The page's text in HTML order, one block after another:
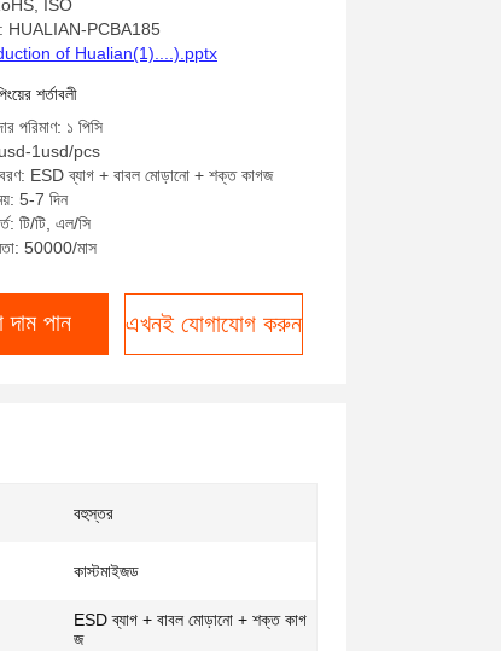
ISO
HUALIAN-PCBA185
of Hualian(1)....).pptx
শর্তাবলী
পরিমাণ: ১ পিসি
1usd/pcs
ESD ব্যাগ + বাবল মোড়ানো + শক্ত কাগজ
5-7 দিন
টি/টি, এল/সি
50000/মাস
দাম পান এখনই যোগাযোগ করুন
বহুস্তর
কাস্টমাইজড
ESD ব্যাগ + বাবল মোড়ানো + শক্ত কাগ
জ